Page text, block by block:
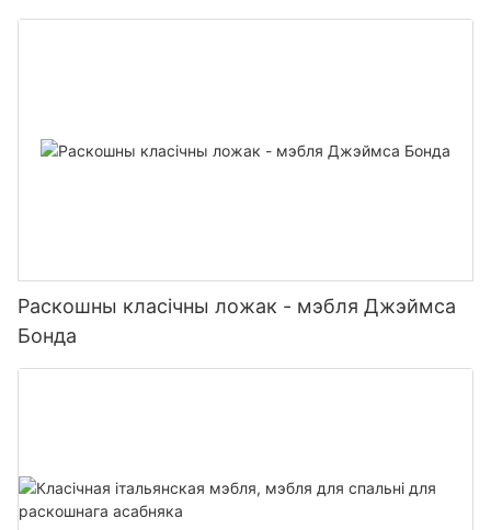
віл
Раскошны класічны ложак - мэбля Джэймса
Бонда